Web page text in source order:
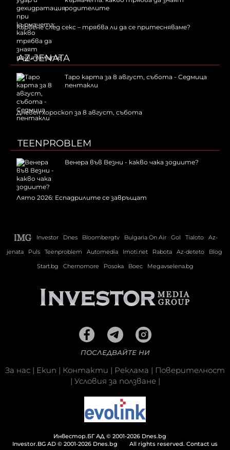
родителите
Кървене след секс – трябва ли да се притесняваме?
AZ-JENATA
Таро карта за 8 август, събота - Седмица
пентакли
Дневен хороскоп за 8 август, събота
TEENPROBLEM
Венера във Везни - какво чака зодиите?
Лято 2026: Еспадрилите се завръщат
Investor Dnes Bloombergtv Bulgaria On Air Gol Tialoto
Az-
jenata
Puls Teenproblem Automedia Imoti.net Rabota Az-deteto
Blog
Start.bg
Chernomore Posoka Boec Megavselena.bg
ПОСЛЕДВАЙТЕ НИ
За нас | Екип | Контакти | Реклама | Поверителност
| Условия за ползване|
Инвестор.БГ АД © 2001-2026 Dnes.bg
Investor.BG AD © 2001-2026 Dnes.bg
All rights reserved. Contact us